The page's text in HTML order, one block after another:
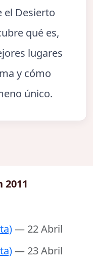
el Desierto
qué es,
lugares
y cómo
único.
— 22 Abril
— 23 Abril